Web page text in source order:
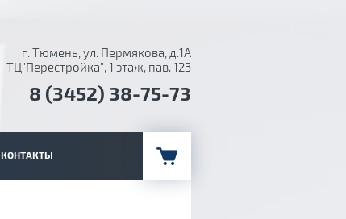
г. Тюмень, ул. Пермякова, д.1А
ТЦ"Перестройка", 1 этаж, пав. 123
8 (3452) 38-75-73
КОНТАКТЫ